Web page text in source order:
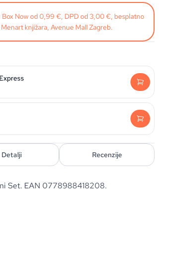
Box Now od 0,99 €, DPD od 3,00 €, besplatno
knjižara, Avenue Mall Zagreb.
Detalji Recenzije
Set. EAN 0778988418208.